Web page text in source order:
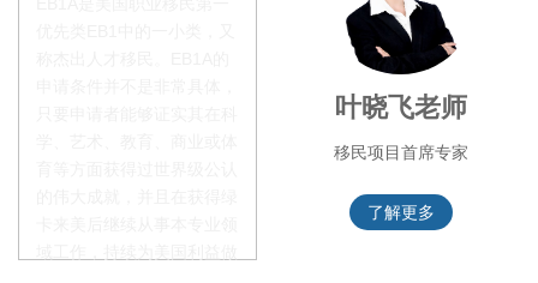
叶晓飞老师
移民项目首席专家
了解更多